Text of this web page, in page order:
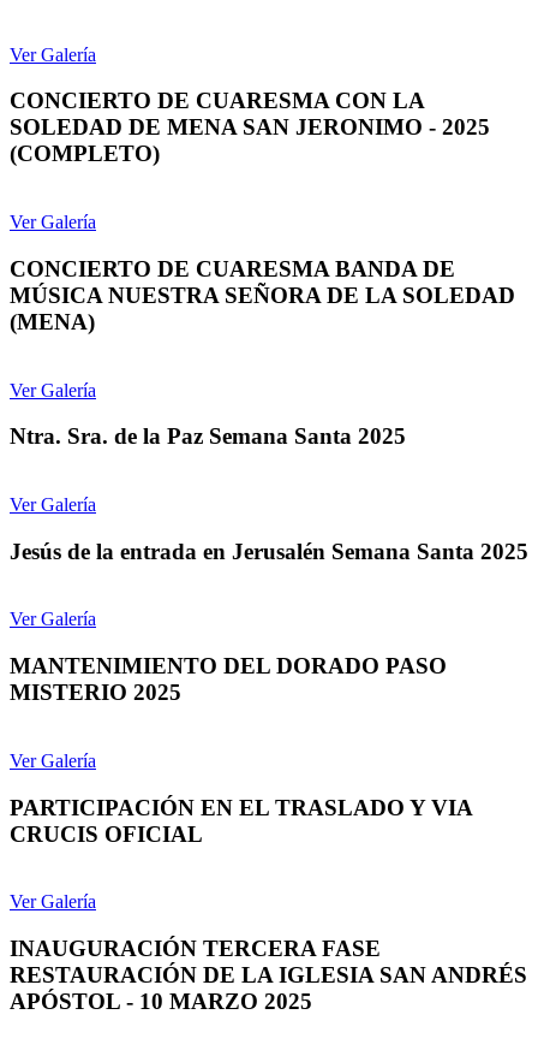
Ver Galería
CONCIERTO DE CUARESMA CON LA
SOLEDAD DE MENA SAN JERONIMO - 2025
(COMPLETO)
Ver Galería
CONCIERTO DE CUARESMA BANDA DE
MÚSICA NUESTRA SEÑORA DE LA SOLEDAD
(MENA)
Ver Galería
Ntra. Sra. de la Paz Semana Santa 2025
Ver Galería
Jesús de la entrada en Jerusalén Semana Santa 2025
Ver Galería
MANTENIMIENTO DEL DORADO PASO
MISTERIO 2025
Ver Galería
PARTICIPACIÓN EN EL TRASLADO Y VIA
CRUCIS OFICIAL
Ver Galería
INAUGURACIÓN TERCERA FASE
RESTAURACIÓN DE LA IGLESIA SAN ANDRÉS
APÓSTOL - 10 MARZO 2025